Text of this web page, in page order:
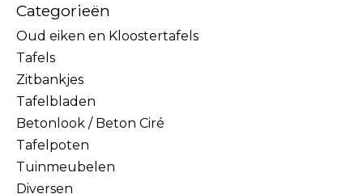
Categorieën
Oud eiken en Kloostertafels
Tafels
Zitbankjes
Tafelbladen
Betonlook / Beton Ciré
Tafelpoten
Tuinmeubelen
Diversen